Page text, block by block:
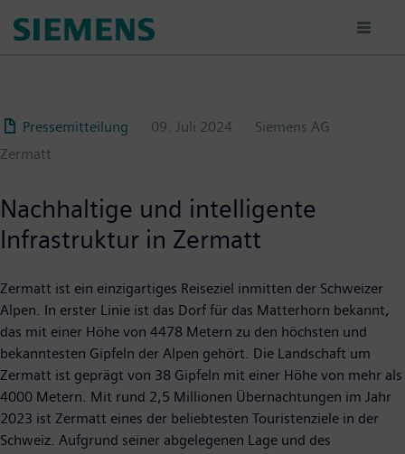
para
Pressemitteilung
09. Juli 2024
Siemens AG
Zermatt
Nachhaltige und intelligente
Infrastruktur in Zermatt
Zermatt ist ein einzigartiges Reiseziel inmitten der Schweizer
Alpen. In erster Linie ist das Dorf für das Matterhorn bekannt,
das mit einer Höhe von 4478 Metern zu den höchsten und
bekanntesten Gipfeln der Alpen gehört. Die Landschaft um
Zermatt ist geprägt von 38 Gipfeln mit einer Höhe von mehr als
4000 Metern. Mit rund 2,5 Millionen Übernachtungen im Jahr
2023 ist Zermatt eines der beliebtesten Touristenziele in der
Schweiz. Aufgrund seiner abgelegenen Lage und des